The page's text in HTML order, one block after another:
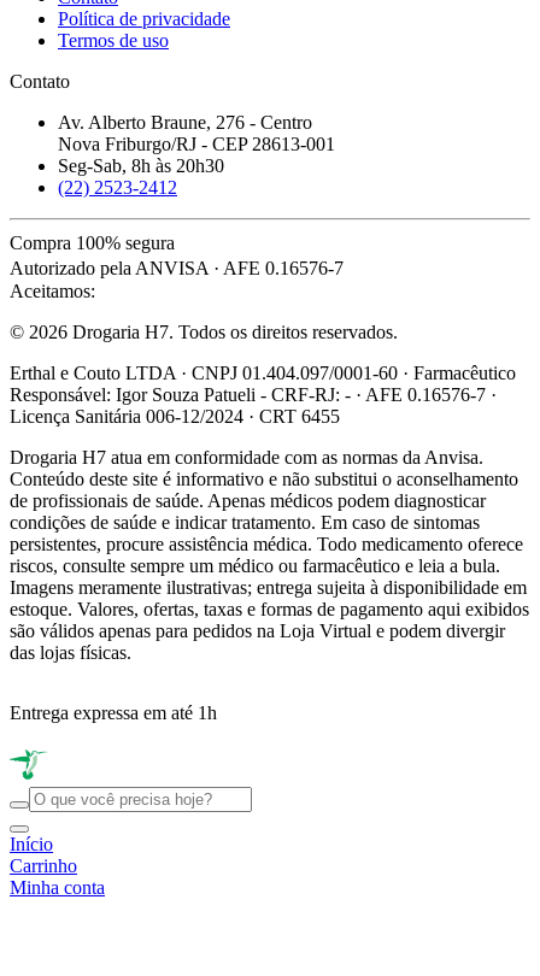
Política de privacidade
Termos de uso
Contato
Av. Alberto Braune, 276 - Centro
Nova Friburgo/RJ - CEP 28613-001
Seg-Sab, 8h às 20h30
(22) 2523-2412
Compra 100% segura
Autorizado pela ANVISA · AFE 0.16576-7
Aceitamos:
© 2026 Drogaria H7. Todos os direitos reservados.
Erthal e Couto LTDA · CNPJ 01.404.097/0001-60 · Farmacêutico
Responsável: Igor Souza Patueli - CRF-RJ: - · AFE 0.16576-7 ·
Licença Sanitária 006-12/2024 · CRT 6455
Drogaria H7 atua em conformidade com as normas da Anvisa.
Conteúdo deste site é informativo e não substitui o aconselhamento
de profissionais de saúde. Apenas médicos podem diagnosticar
condições de saúde e indicar tratamento. Em caso de sintomas
persistentes, procure assistência médica. Todo medicamento oferece
riscos, consulte sempre um médico ou farmacêutico e leia a bula.
Imagens meramente ilustrativas; entrega sujeita à disponibilidade em
estoque. Valores, ofertas, taxas e formas de pagamento aqui exibidos
são válidos apenas para pedidos na Loja Virtual e podem divergir
das lojas físicas.
Entrega expressa em até 1h
Início
Carrinho
Minha conta